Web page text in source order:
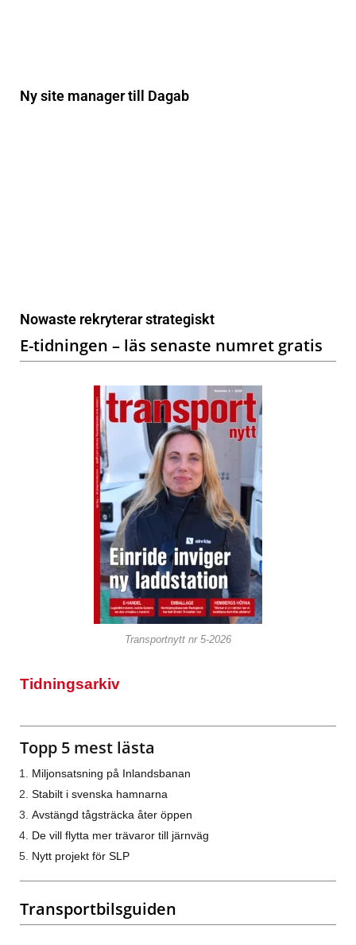
Ny site manager till Dagab
Nowaste rekryterar strategiskt
E-tidningen – läs senaste numret gratis
Transportnytt nr 5-2026
Tidningsarkiv
Topp 5 mest lästa
Miljonsatsning på Inlandsbanan
Stabilt i svenska hamnarna
Avstängd tågsträcka åter öppen
De vill flytta mer trävaror till järnväg
Nytt projekt för SLP
Transportbilsguiden